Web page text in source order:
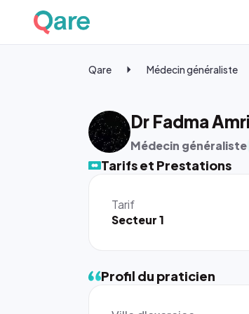
Qare Médecin généraliste
Dr Fadma Amri
Médecin généraliste
Tarifs et Prestations
Tarif
Secteur 1
Profil du praticien